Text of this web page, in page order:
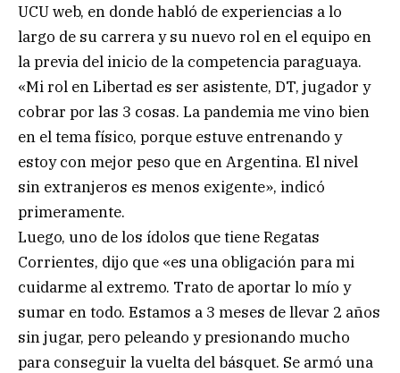
UCU web, en donde habló de experiencias a lo
largo de su carrera y su nuevo rol en el equipo en
la previa del inicio de la competencia paraguaya.
«Mi rol en Libertad es ser asistente, DT, jugador y
cobrar por las 3 cosas. La pandemia me vino bien
en el tema físico, porque estuve entrenando y
estoy con mejor peso que en Argentina. El nivel
sin extranjeros es menos exigente», indicó
primeramente.
Luego, uno de los ídolos que tiene Regatas
Corrientes, dijo que «es una obligación para mi
cuidarme al extremo. Trato de aportar lo mío y
sumar en todo. Estamos a 3 meses de llevar 2 años
sin jugar, pero peleando y presionando mucho
para conseguir la vuelta del básquet. Se armó una